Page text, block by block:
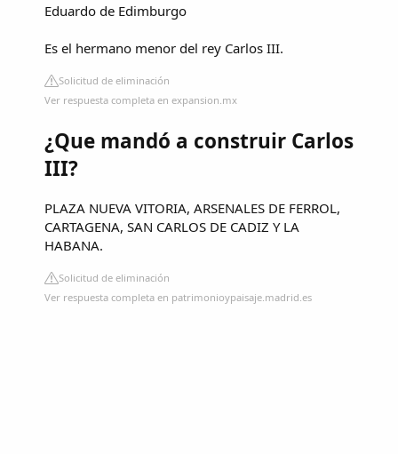
Eduardo de Edimburgo
Es el hermano menor del rey Carlos III.
Solicitud de eliminación
Ver respuesta completa en expansion.mx
¿Que mandó a construir Carlos
III?
PLAZA NUEVA VITORIA, ARSENALES DE FERROL,
CARTAGENA, SAN CARLOS DE CADIZ Y LA
HABANA.
Solicitud de eliminación
Ver respuesta completa en patrimonioypaisaje.madrid.es